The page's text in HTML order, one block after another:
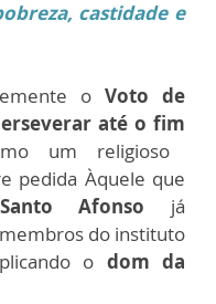
castidade e
o Voto de
até o fim
um religioso
pedida Àquele que
Afonso já
do instituto
o dom da